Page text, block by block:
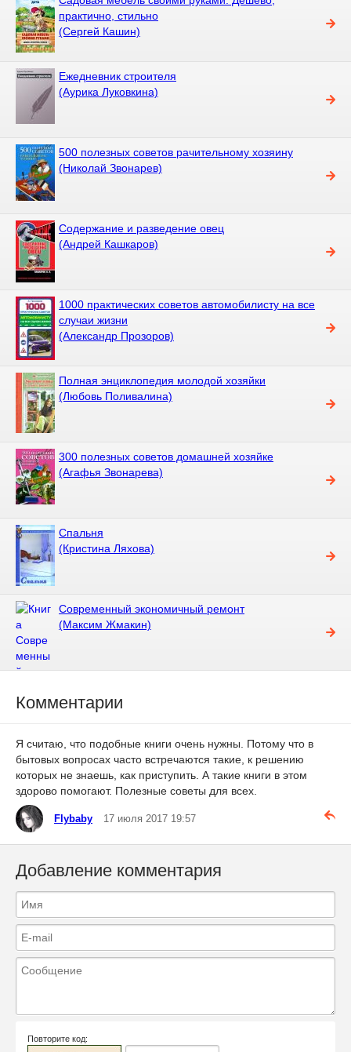
практично, стильно
(Сергей Кашин)
Ежедневник строителя
(Аурика Луковкина)
500 полезных советов рачительному хозяину
(Николай Звонарев)
Содержание и разведение овец
(Андрей Кашкаров)
1000 практических советов автомобилисту на все
случаи жизни
(Александр Прозоров)
Полная энциклопедия молодой хозяйки
(Любовь Поливалина)
300 полезных советов домашней хозяйке
(Агафья Звонарева)
Спальня
(Кристина Ляхова)
Современный экономичный ремонт
(Максим Жмакин)
Комментарии
Я считаю, что подобные книги очень нужны. Потому что в
бытовых вопросах часто встречаются такие, к решению
которых не знаешь, как приступить. А такие книги в этом
здорово помогают. Полезные советы для всех.
Flybaby 17 июля 2017 19:57
Добавление комментария
Повторите код: